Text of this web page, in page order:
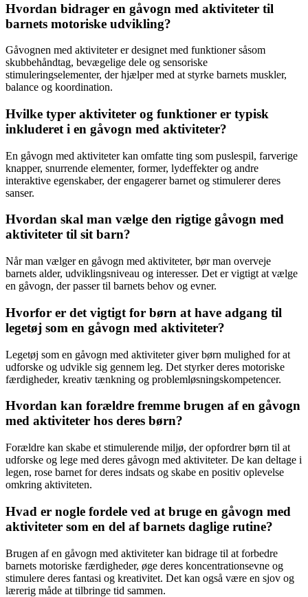
Hvordan bidrager en gåvogn med aktiviteter til
barnets motoriske udvikling?
Gåvognen med aktiviteter er designet med funktioner såsom
skubbehåndtag, bevægelige dele og sensoriske
stimuleringselementer, der hjælper med at styrke barnets muskler,
balance og koordination.
Hvilke typer aktiviteter og funktioner er typisk
inkluderet i en gåvogn med aktiviteter?
En gåvogn med aktiviteter kan omfatte ting som puslespil, farverige
knapper, snurrende elementer, former, lydeffekter og andre
interaktive egenskaber, der engagerer barnet og stimulerer deres
sanser.
Hvordan skal man vælge den rigtige gåvogn med
aktiviteter til sit barn?
Når man vælger en gåvogn med aktiviteter, bør man overveje
barnets alder, udviklingsniveau og interesser. Det er vigtigt at vælge
en gåvogn, der passer til barnets behov og evner.
Hvorfor er det vigtigt for børn at have adgang til
legetøj som en gåvogn med aktiviteter?
Legetøj som en gåvogn med aktiviteter giver børn mulighed for at
udforske og udvikle sig gennem leg. Det styrker deres motoriske
færdigheder, kreativ tænkning og problemløsningskompetencer.
Hvordan kan forældre fremme brugen af en gåvogn
med aktiviteter hos deres børn?
Forældre kan skabe et stimulerende miljø, der opfordrer børn til at
udforske og lege med deres gåvogn med aktiviteter. De kan deltage i
legen, rose barnet for deres indsats og skabe en positiv oplevelse
omkring aktiviteten.
Hvad er nogle fordele ved at bruge en gåvogn med
aktiviteter som en del af barnets daglige rutine?
Brugen af en gåvogn med aktiviteter kan bidrage til at forbedre
barnets motoriske færdigheder, øge deres koncentrationsevne og
stimulere deres fantasi og kreativitet. Det kan også være en sjov og
lærerig måde at tilbringe tid sammen.